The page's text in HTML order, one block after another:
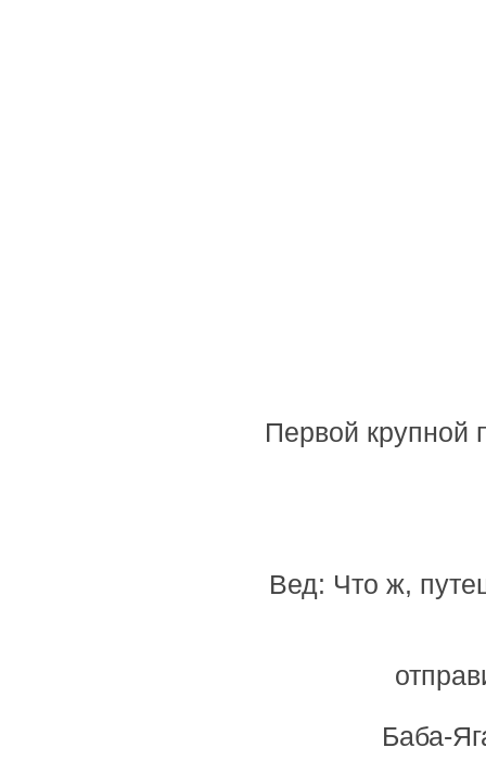
Первой крупной
Вед: Что ж,
Баба-